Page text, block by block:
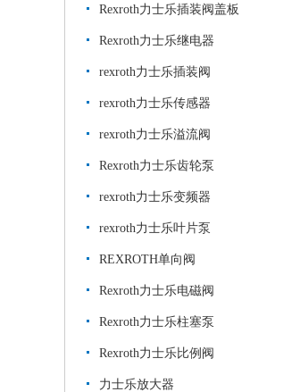
Rexroth力士乐插装阀盖板
Rexroth力士乐继电器
rexroth力士乐插装阀
rexroth力士乐传感器
rexroth力士乐溢流阀
Rexroth力士乐齿轮泵
rexroth力士乐变频器
rexroth力士乐叶片泵
REXROTH单向阀
Rexroth力士乐电磁阀
Rexroth力士乐柱塞泵
Rexroth力士乐比例阀
力士乐放大器